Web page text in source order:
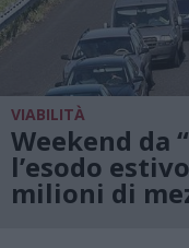
VIABILITÀ
Weekend da
l’esodo
milioni di